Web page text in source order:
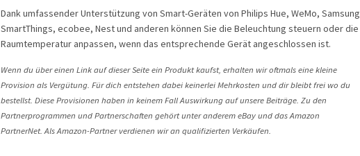
Dank umfassender Unterstützung von Smart-Geräten von Philips Hue, WeMo, Samsung
SmartThings, ecobee, Nest und anderen können Sie die Beleuchtung steuern oder die
Raumtemperatur anpassen, wenn das entsprechende Gerät angeschlossen ist.
Wenn du über einen Link auf dieser Seite ein Produkt kaufst, erhalten wir oftmals eine kleine
Provision als Vergütung. Für dich entstehen dabei keinerlei Mehrkosten und dir bleibt frei wo du
bestellst. Diese Provisionen haben in keinem Fall Auswirkung auf unsere Beiträge. Zu den
Partnerprogrammen und Partnerschaften gehört unter anderem eBay und das Amazon
PartnerNet. Als Amazon-Partner verdienen wir an qualifizierten Verkäufen.